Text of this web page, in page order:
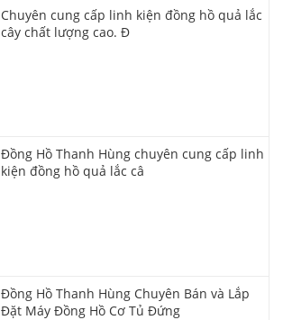
Chuyên cung cấp linh kiện đồng hồ quả lắc
cây chất lượng cao. Đ
Đồng Hồ Thanh Hùng chuyên cung cấp linh
kiện đồng hồ quả lắc câ
Đồng Hồ Thanh Hùng Chuyên Bán và Lắp
Đặt Máy Đồng Hồ Cơ Tủ Đứng